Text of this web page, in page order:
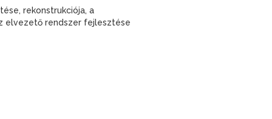
rekonstrukciója, a
elvezető rendszer fejlesztése